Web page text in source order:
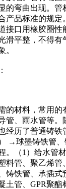
的弯曲出现。管
产品标准的规定
接口用橡胶圈性
滑平整，不得有
。
的材料，常用的
管、雨水管等。
经历了普通铸铁
→球墨铸铁管、
。（1）给水管
料管、聚乙烯管
铸铁管、承插式
土管、GPR聚